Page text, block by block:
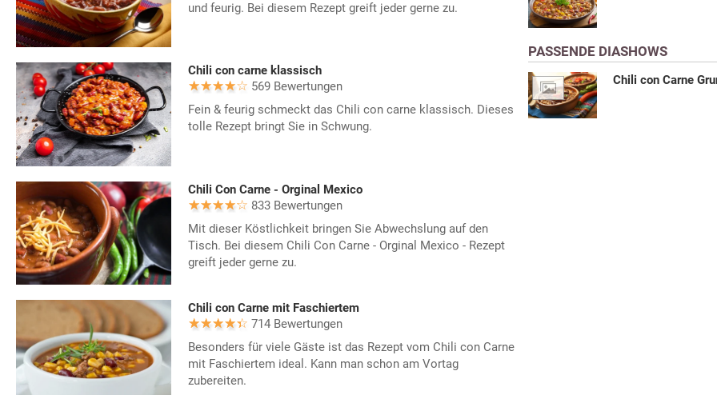
und feurig. Bei diesem Rezept greift jeder gerne zu.
Chili con carne klassisch
569 Bewertungen
Fein & feurig schmeckt das Chili con carne klassisch. Dieses
tolle Rezept bringt Sie in Schwung.
Chili Con Carne - Orginal Mexico
833 Bewertungen
Mit dieser Köstlichkeit bringen Sie Abwechslung auf den
Tisch. Bei diesem Chili Con Carne - Orginal Mexico - Rezept
greift jeder gerne zu.
Chili con Carne mit Faschiertem
714 Bewertungen
Besonders für viele Gäste ist das Rezept vom Chili con Carne
mit Faschiertem ideal. Kann man schon am Vortag
zubereiten.
PASSENDE DIASHOWS
Chili con Carne